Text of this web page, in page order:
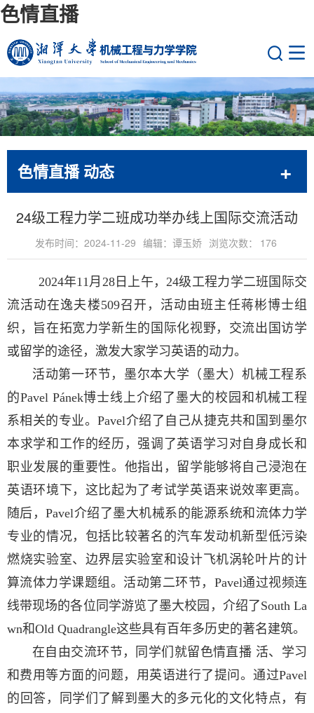
色情直播
色情直播 动态
24级工程力学二班成功举办线上国际交流活动
发布时间：2024-11-29 编辑：谭玉娇 浏览次数： 176
2024年11月28日上午，24级工程力学二班国际交
流活动在逸夫楼509召开，活动由班主任蒋彬博士组
织，旨在拓宽力学新生的国际化视野，交流出国访学
或留学的途径，激发大家学习英语的动力。
活动第一环节，墨尔本大学（墨大）机械工程系
的Pavel Pánek博士线上介绍了墨大的校园和机械工程
系相关的专业。Pavel介绍了自己从捷克共和国到墨尔
本求学和工作的经历，强调了英语学习对自身成长和
职业发展的重要性。他指出，留学能够将自己浸泡在
英语环境下，这比起为了考试学英语来说效率更高。
随后，Pavel介绍了墨大机械系的能源系统和流体力学
专业的情况，包括比较著名的汽车发动机新型低污染
燃烧实验室、边界层实验室和设计飞机涡轮叶片的计
算流体力学课题组。活动第二环节，Pavel通过视频连
线带现场的各位同学游览了墨大校园，介绍了South La
wn和Old Quadrangle这些具有百年多历史的著名建筑。
在自由交流环节，同学们就留色情直播 活、学习
和费用等方面的问题，用英语进行了提问。通过Pavel
的回答，同学们了解到墨大的多元化的文化特点，有